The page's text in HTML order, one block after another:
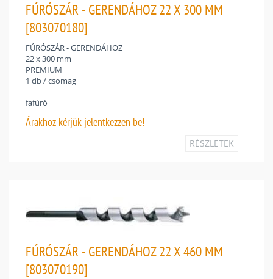
FÚRÓSZÁR - GERENDÁHOZ 22 X 300 MM
[803070180]
FÚRÓSZÁR - GERENDÁHOZ
22 x 300 mm
PREMIUM
1 db / csomag
fafúró
Árakhoz kérjük jelentkezzen be!
RÉSZLETEK
FÚRÓSZÁR - GERENDÁHOZ 22 X 460 MM
[803070190]